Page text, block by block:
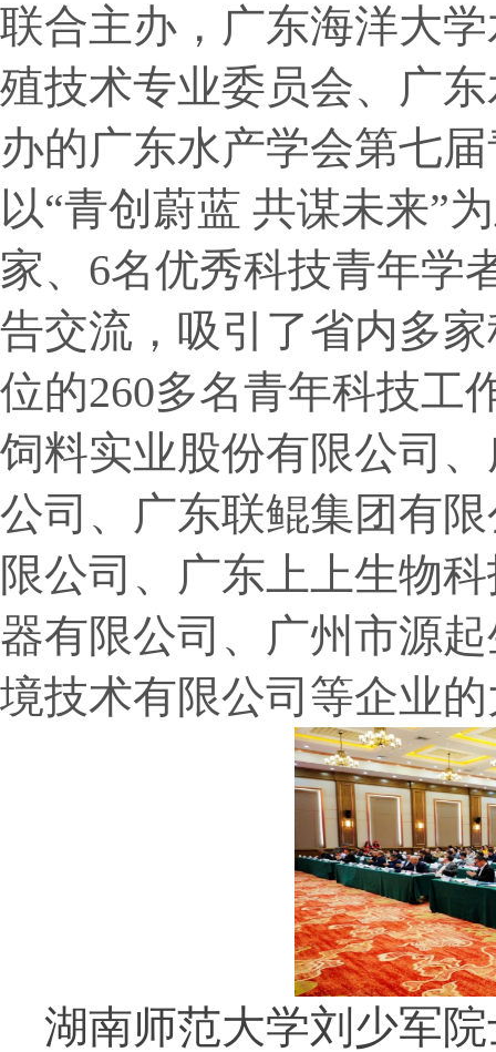
联合主办，广东海洋大
殖技术专业委员会、广
办的广东水产学会第七
以“青创蔚蓝 共谋未来”
家、 6名优秀科技青年学
告交流，吸引了省内多
位的260多名青年科技工
饲料实业股份有限公司
公司、广东联鲲集团有
限公司、广东上上生物
器有限公司、广州市源
境技术有限公司等企业
湖南师范大学刘少军